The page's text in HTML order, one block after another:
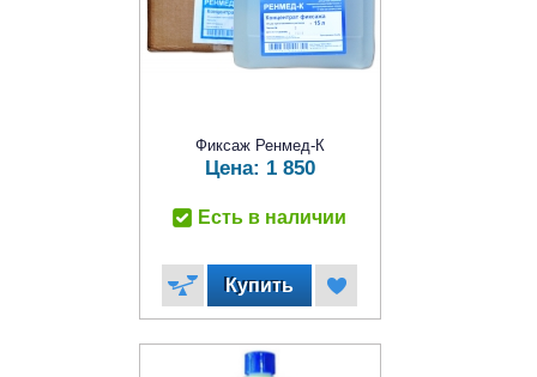
Фиксаж Ренмед-К
Цена: 1 850
Есть в наличии